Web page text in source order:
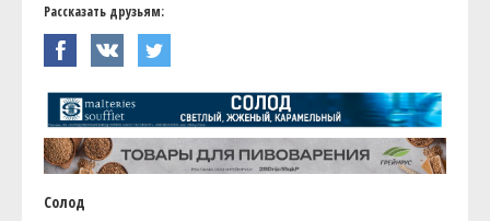
Рассказать друзьям:
Солод